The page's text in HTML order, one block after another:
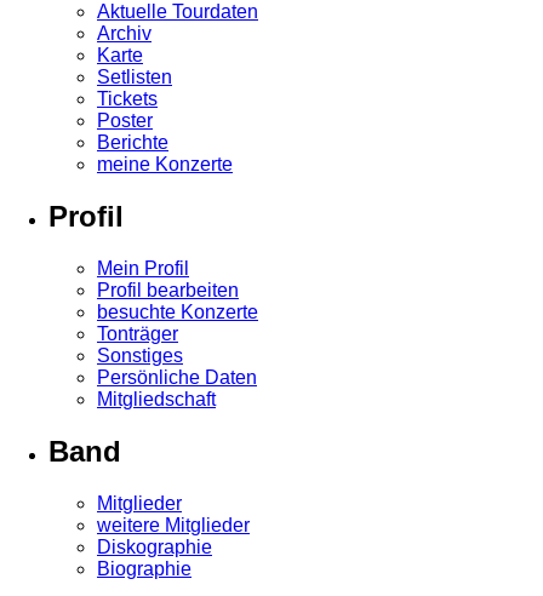
Aktuelle Tourdaten
Archiv
Karte
Setlisten
Tickets
Poster
Berichte
meine Konzerte
Profil
Mein Profil
Profil bearbeiten
besuchte Konzerte
Tonträger
Sonstiges
Persönliche Daten
Mitgliedschaft
Band
Mitglieder
weitere Mitglieder
Diskographie
Biographie